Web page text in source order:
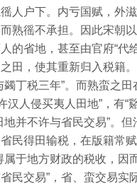
人户下。 内亏国赋，外滋
熟徭不承担。
因此宋朝
的省地，甚至由官府“代
田，使其重新归入税籍。
丁税三年”。 而熟蛮之田
汉人侵买夷人田地”，有“
并不许与省民交易”。 但
民得田输税，在版籍常
属于地方财政的税收，因
民交易”，省、蛮交易实